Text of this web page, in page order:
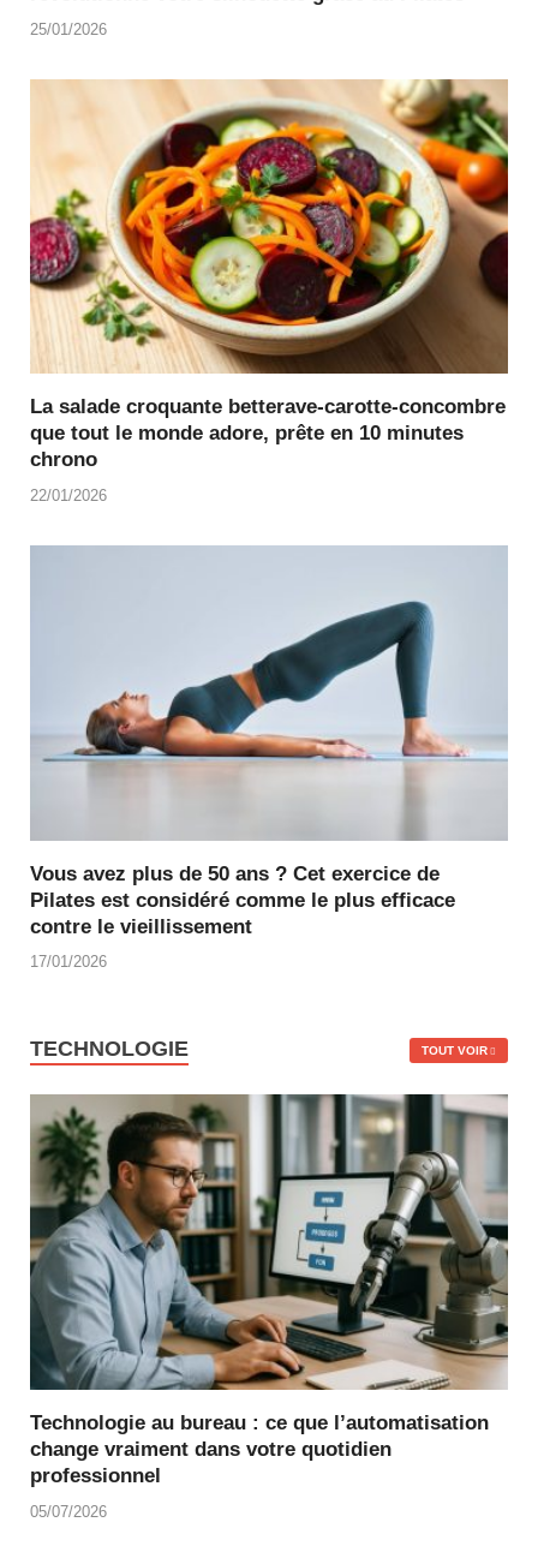
25/01/2026
La salade croquante betterave-carotte-concombre
que tout le monde adore, prête en 10 minutes
chrono
22/01/2026
Vous avez plus de 50 ans ? Cet exercice de
Pilates est considéré comme le plus efficace
contre le vieillissement
17/01/2026
TECHNOLOGIE TOUT VOIR
Technologie au bureau : ce que l’automatisation
change vraiment dans votre quotidien
professionnel
05/07/2026